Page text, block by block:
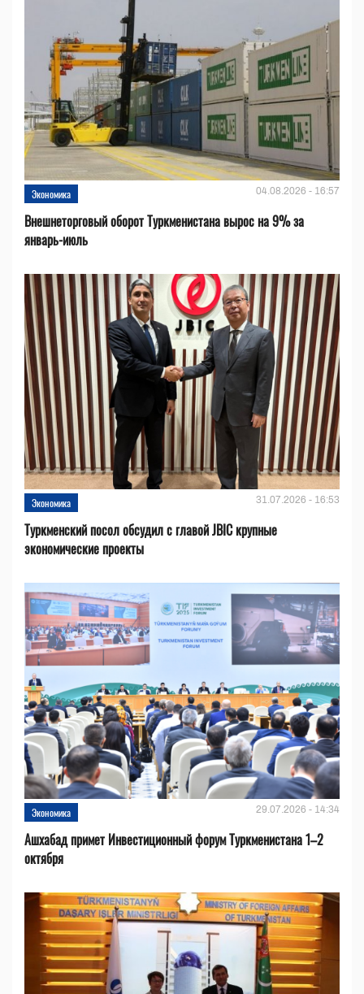
Экономика 04.08.2026 - 16:57
Внешнеторговый оборот Туркменистана вырос на 9% за
январь-июль
Экономика 31.07.2026 - 16:53
Туркменский посол обсудил с главой JBIC крупные
экономические проекты
Экономика 29.07.2026 - 14:34
Ашхабад примет Инвестиционный форум Туркменистана 1–2
октября